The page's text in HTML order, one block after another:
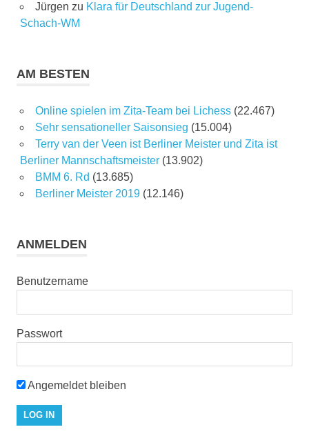
Jürgen zu Klara für Deutschland zur Jugend-
Schach-WM
AM BESTEN
Online spielen im Zita-Team bei Lichess (22.467)
Sehr sensationeller Saisonsieg (15.004)
Terry van der Veen ist Berliner Meister und Zita ist
Berliner Mannschaftsmeister (13.902)
BMM 6. Rd (13.685)
Berliner Meister 2019 (12.146)
ANMELDEN
Benutzername
Passwort
Angemeldet bleiben